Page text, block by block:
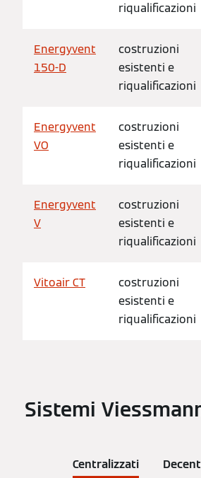
riqualificazioni
Energyvent
150-D
costruzioni
esistenti e
riqualificazioni
Energyvent
VO
costruzioni
esistenti e
riqualificazioni
Energyvent
V
costruzioni
esistenti e
riqualificazioni
Vitoair CT
costruzioni
esistenti e
riqualificazioni
Sistemi
Centralizzati